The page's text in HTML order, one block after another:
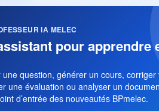
IA MELEC
pour apprendre
une question, générer un cours, corriger
une évaluation ou analyser un
d’entrée des nouveautés BPmelec.